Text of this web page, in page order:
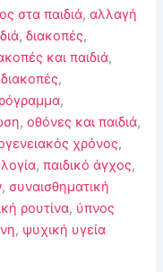
στα παιδιά,αλλαγή
,διακοπές,
και παιδιά,
,
,
,οθόνες και παιδιά,
χρόνος,
,παιδικό άγχος,
, συναισθηματική
ρουτίνα, ύπνος
, ψυχική υγεία